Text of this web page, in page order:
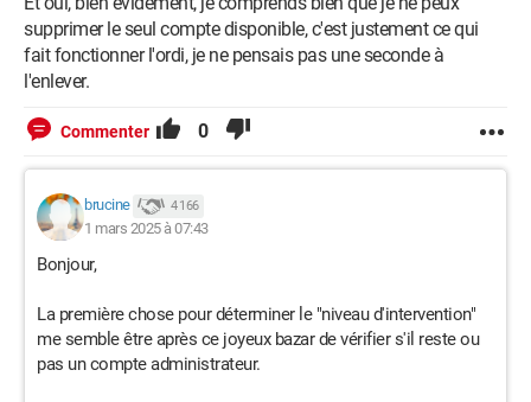
supprimer le seul compte disponible, c'est justement ce qui
fait fonctionner l'ordi, je ne pensais pas une seconde à
l'enlever.
Commenter 0
brucine 4 166
1 mars 2025 à 07:43
Bonjour,
La première chose pour déterminer le "niveau d'intervention"
me semble être après ce joyeux bazar de vérifier s'il reste ou
pas un compte administrateur.